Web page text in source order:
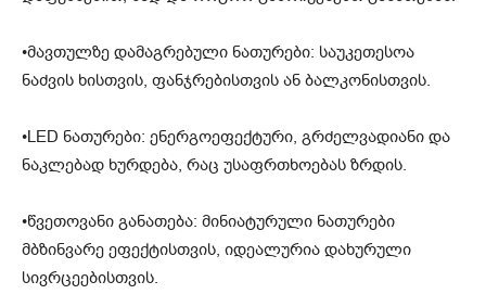
•მავთულზე დამაგრებული ნათურები: საუკეთესოა
ნაძვის ხისთვის, ფანჯრებისთვის ან ბალკონისთვის.
•LED ნათურები: ენერგოეფექტური, გრძელვადიანი და
ნაკლებად ხურდება, რაც უსაფრთხოებას ზრდის.
•წვეთოვანი განათება: მინიატურული ნათურები
მბზინვარე ეფექტისთვის, იდეალურია დახურული
სივრცეებისთვის.